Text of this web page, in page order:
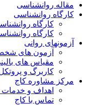
مقاله روانشناسی
کارگاه روانشناسی
کارگاه
کارگاه
آزمونهای روانی
آزمون های
مقیاس های
کاربرگ و
مرکز مشاوره کاج
اهداف و خدمات
تماس با کاج